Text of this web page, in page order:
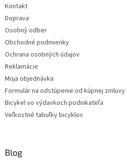
Kontakt
Doprava
Osobný odber
Obchodné podmienky
Ochrana osobných údajov
Reklamácie
Moja objednávka
Formulár na odstúpenie od kúpnej zmluvy
Bicykel vo výdavkoch podnikateľa
Veľkostné tabuľky bicyklov
Blog